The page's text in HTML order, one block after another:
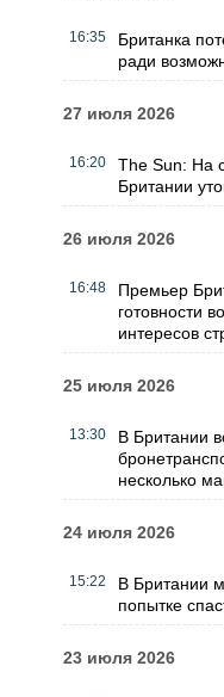
16:35
Британка
ради
27 июля 2026
16:20
The Sun: На
Британии
26 июля 2026
16:48
Премьер
готовности
интересов
25 июля 2026
13:30
В Британии
несколько
24 июля 2026
15:22
В Британии
попытке
23 июля 2026